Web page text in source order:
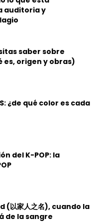
auditoria y
saber sobre
es, origen y obras)
¿de qué color es cada
del K-POP: la
(以家人之名), cuando la
de la sangre